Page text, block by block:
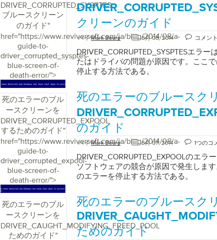
DRIVER_CORRUPTED_SYSPTES
ブルースクリーン
のガイド"
href="https://www.reviversoft.com/ja/blog/2014/08/a-
guide-to-
driver_corrupted_sysptes-
blue-screen-of-
death-error/">
クリーンのガイド
バイMark Beare 8月 08, 2014 コメン
DRIVER_CORRUPTED_SYSPTESエラ
たはドライバの問題が原因です。ここ
停止する方法である。
死のエラーのブル
ースクリーンを
DRIVER_CORRUPTED_EXPOOL
するためのガイド"
href="https://www.reviversoft.com/ja/blog/2014/08/a-
guide-to-
driver_corrupted_expool-
blue-screen-of-
death-error/">
死のエラーのブルースク
のガイド
バイMark Beare 8月 07, 2014 1つのコ
DRIVER_CORRUPTED_EXPOOLのエラ
ソフトウェアの競合が原因で発生しま
のエラーを停止する方法である。
死のエラーのブル
ースクリーンを
DRIVER_CAUGHT_MODIFYING_FREED_POOL
ためのガイド"
死のエラーのブルースク
ためのガイド